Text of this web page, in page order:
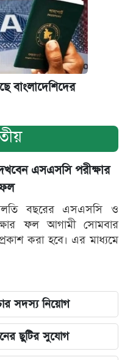
বাংলাদেশিদের
এসএসসি পরীক্ষার
বছরের এসএসসি ও
ফল আগামী সোমবার
করা হবে। এর মাধ্যমে
সদস্য নিয়োগ
ছুটির সুযোগ